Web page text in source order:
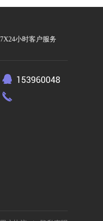
7X24小时客户服务
153960048